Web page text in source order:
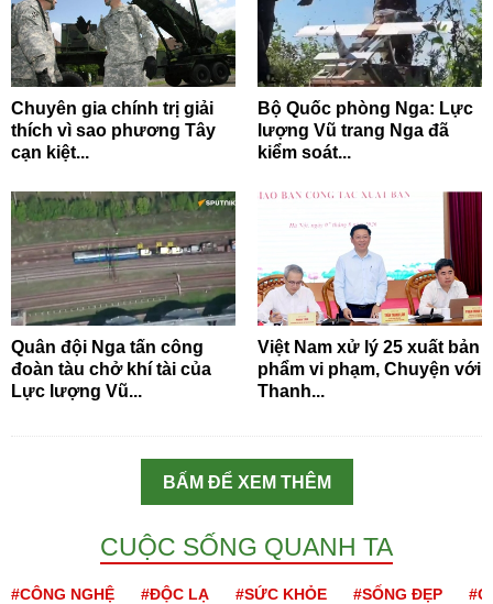
Chuyên gia chính trị giải
thích vì sao phương Tây
cạn kiệt...
Bộ Quốc phòng Nga: Lực
lượng Vũ trang Nga đã
kiểm soát...
Quân đội Nga tấn công
đoàn tàu chở khí tài của
Lực lượng Vũ...
Việt Nam xử lý 25 xuất bản
phẩm vi phạm, Chuyện với
Thanh...
BẤM ĐỂ XEM THÊM
CUỘC SỐNG QUANH TA
#CÔNG NGHỆ #ĐỘC LẠ #SỨC KHỎE #SỐNG ĐẸP